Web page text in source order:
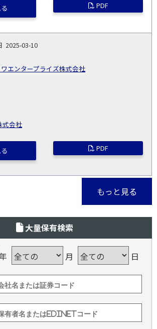
PDF
2025-03-10
エンタープライズ株式会社
式会社
PDF
もっと見る
大量保有検索
月 日